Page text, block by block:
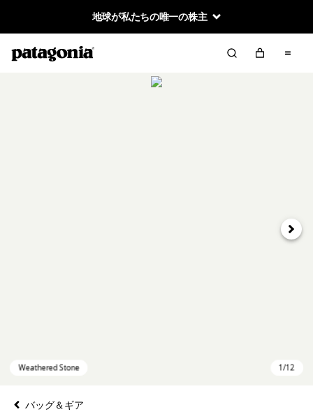
地球が私たちの唯一の株主
次へ
バッグ＆ギア